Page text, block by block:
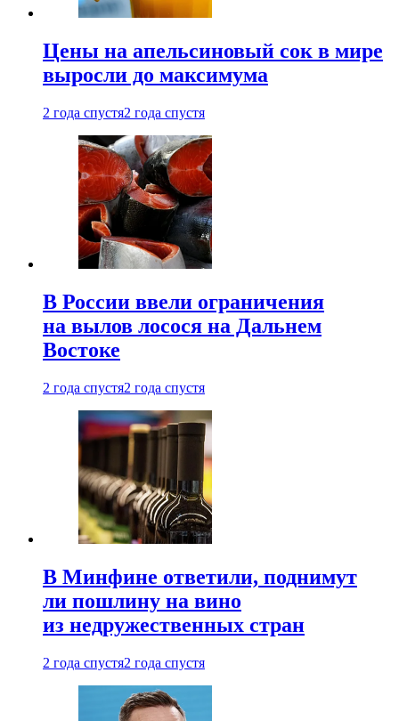
Цены на апельсиновый сок в мире
выросли до максимума
2 года спустя2 года спустя
В России ввели ограничения
на вылов лосося на Дальнем
Востоке
2 года спустя2 года спустя
В Минфине ответили, поднимут
ли пошлину на вино
из недружественных стран
2 года спустя2 года спустя